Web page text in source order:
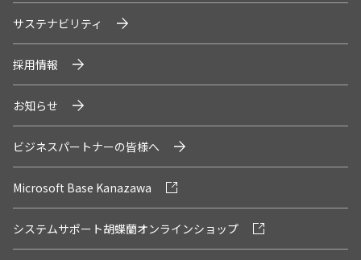
サステナビリティ
採用情報
お知らせ
ビジネスパートナーの皆様へ
Microsoft Base Kanazawa
システムサポート胡蝶蘭オンラインショップ